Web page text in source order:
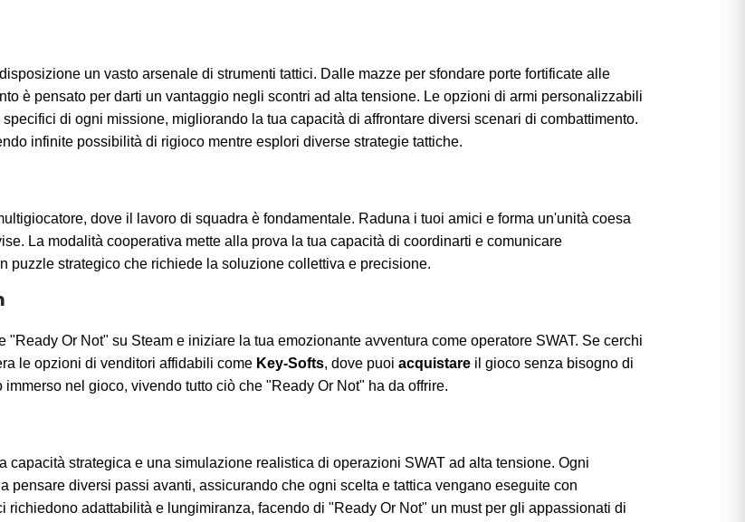
un vasto arsenale di strumenti tattici. Dalle mazze per sfondare porte fortificate alle
è pensato per darti un vantaggio negli scontri ad alta tensione. Le opzioni di armi personalizzabili
di ogni missione, migliorando la tua capacità di affrontare diversi scenari di combattimento.
infinite possibilità di rigioco mentre esplori diverse strategie tattiche.
dove il lavoro di squadra è fondamentale. Raduna i tuoi amici e forma un'unità coesa
La modalità cooperativa mette alla prova la tua capacità di coordinarti e comunicare
puzzle strategico che richiede la soluzione collettiva e precisione.
Or Not" su Steam e iniziare la tua emozionante avventura come operatore SWAT. Se cerchi
le opzioni di venditori affidabili come Key-Softs, dove puoi acquistare il gioco senza bisogno di
immerso nel gioco, vivendo tutto ciò che "Ready Or Not" ha da offrire.
strategica e una simulazione realistica di operazioni SWAT ad alta tensione. Ogni
pensare diversi passi avanti, assicurando che ogni scelta e tattica vengano eseguite con
richiedono adattabilità e lungimiranza, facendo di "Ready Or Not" un must per gli appassionati di